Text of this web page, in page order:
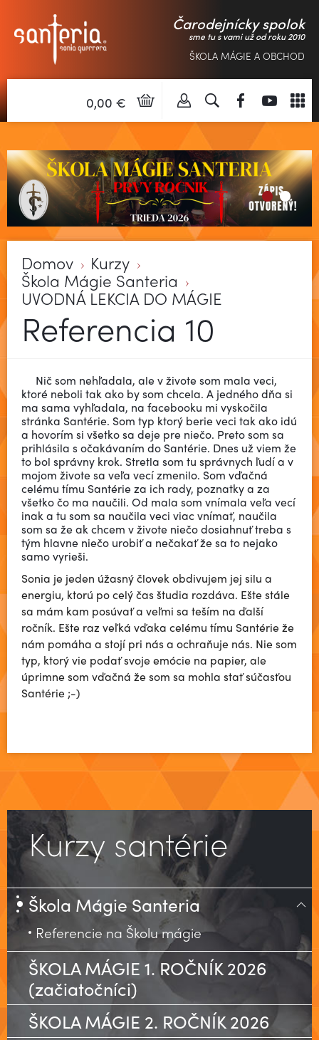
Čarodejnícky spolok
sme tu s vami už od roku 2010
ŠKOLA MÁGIE A OBCHOD
0,00 €
Domov Kurzy
Škola Mágie Santeria
UVODNÁ LEKCIA DO MÁGIE
Referencia 10
Nič som nehľadala, ale v živote som mala veci,
ktoré neboli tak ako by som chcela. A jedného dňa si
ma sama vyhľadala, na facebooku mi vyskočila
stránka Santérie. Som typ ktorý berie veci tak ako idú
a hovorím si všetko sa deje pre niečo. Preto som sa
prihlásila s očakávaním do Santérie. Dnes už viem že
to bol správny krok. Stretla som tu správnych ľudí a v
mojom živote sa veľa vecí zmenilo. Som vďačná
celému tímu Santérie za ich rady, poznatky a za
všetko čo ma naučili. Od mala som vnímala veľa vecí
inak a tu som sa naučila veci viac vnímať, naučila
som sa že ak chcem v živote niečo dosiahnuť treba s
tým hlavne niečo urobiť a nečakať že sa to nejako
samo vyrieši.
Sonia je jeden úžasný človek obdivujem jej silu a
energiu, ktorú po celý čas študia rozdáva. Ešte stále
sa mám kam posúvať a veľmi sa teším na ďalší
ročník. Ešte raz veľká vďaka celému tímu Santérie že
nám pomáha a stojí pri nás a ochraňuje nás. Nie som
typ, ktorý vie podať svoje emócie na papier, ale
úprimne som vďačná že som sa mohla stať súčasťou
Santérie ;-)
Kurzy santérie
Škola Mágie Santeria
Referencie na Školu mágie
ŠKOLA MÁGIE 1. ROČNÍK 2026
(začiatočníci)
ŠKOLA MÁGIE 2. ROČNÍK 2026